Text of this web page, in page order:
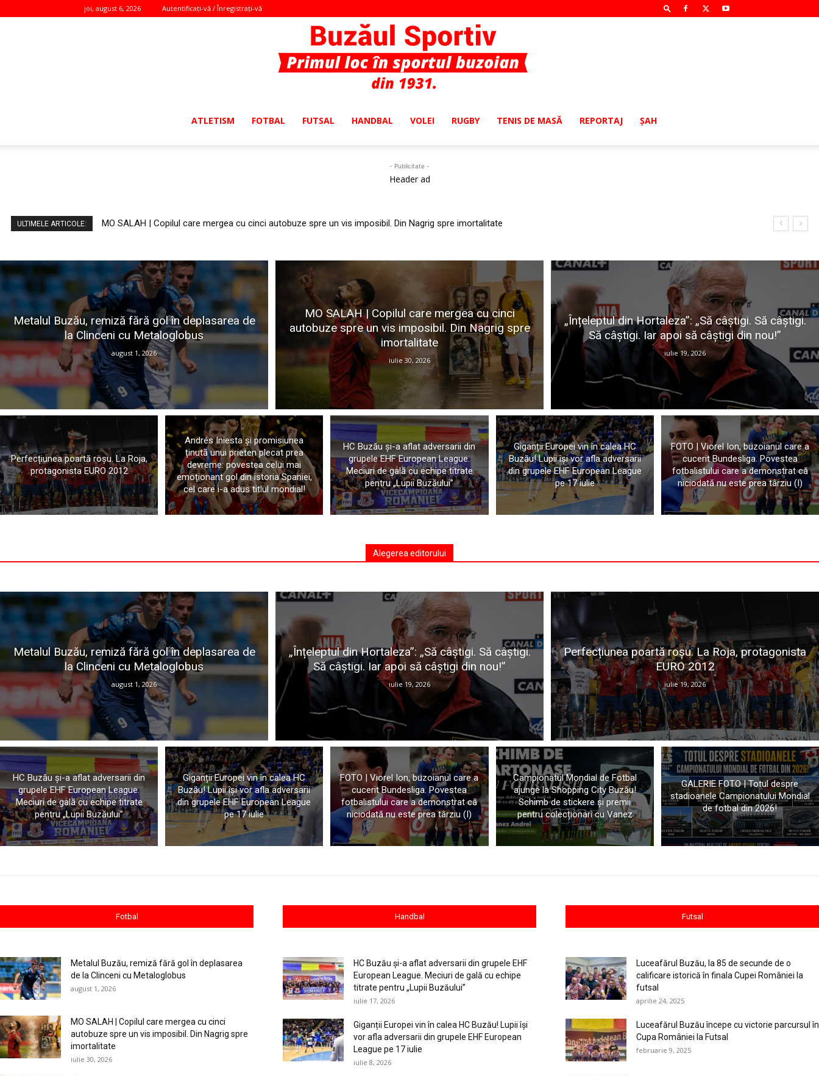
joi, august 6, 2026 Autentificați-vă / Înregistrați-vă
ATLETISM FOTBAL FUTSAL HANDBAL VOLEI RUGBY TENIS DE MASĂ REPORTAJ ŞAH
- Publicitate -
Header ad
ULTIMELE ARTICOLE: MO SALAH | Copilul care mergea cu cinci autobuze spre un vis imposibil. Din Nagrig spre imortalitate
„Înțeleptul din Hortaleza”: „Să câștigi. Să câștigi. Să câștigi. Iar apoi să câștigi din nou!”
Metalul Buzău, remiză fără gol în deplasarea de
la Clinceni cu Metaloglobus
august 1, 2026
MO SALAH | Copilul care mergea cu cinci
autobuze spre un vis imposibil. Din Nagrig spre
imortalitate
iulie 30, 2026
„Înțeleptul din Hortaleza”: „Să câștigi. Să câștigi.
Să câștigi. Iar apoi să câștigi din nou!”
iulie 19, 2026
Perfecțiunea poartă roșu. La Roja,
protagonista EURO 2012
Andrés Iniesta și promisiunea
ținută unui prieten plecat prea
devreme: povestea celui mai
emoționant gol din istoria Spaniei,
cel care i-a adus titlul mondial!
HC Buzău și-a aflat adversarii din
grupele EHF European League.
Meciuri de gală cu echipe titrate
pentru „Lupii Buzăului”
Giganții Europei vin în calea HC
Buzău! Lupii își vor afla adversarii
din grupele EHF European League
pe 17 iulie
FOTO | Viorel Ion, buzoianul care a
cucerit Bundesliga. Povestea
fotbalistului care a demonstrat că
niciodată nu este prea târziu (I)
Alegerea editorului
Metalul Buzău, remiză fără gol în deplasarea de
la Clinceni cu Metaloglobus
august 1, 2026
„Înțeleptul din Hortaleza”: „Să câștigi. Să câștigi.
Să câștigi. Iar apoi să câștigi din nou!”
iulie 19, 2026
Perfecțiunea poartă roșu. La Roja, protagonista
EURO 2012
iulie 19, 2026
HC Buzău și-a aflat adversarii din
grupele EHF European League.
Meciuri de gală cu echipe titrate
pentru „Lupii Buzăului”
Giganții Europei vin în calea HC
Buzău! Lupii își vor afla adversarii
din grupele EHF European League
pe 17 iulie
FOTO | Viorel Ion, buzoianul care a
cucerit Bundesliga. Povestea
fotbalistului care a demonstrat că
niciodată nu este prea târziu (I)
Campionatul Mondial de Fotbal
ajunge la Shopping City Buzău!
Schimb de stickere și premii
pentru colecționari cu Vanez
GALERIE FOTO | Totul despre
stadioanele Campionatului Mondial
de fotbal din 2026!
Fotbal
Metalul Buzău, remiză fără gol în deplasarea
de la Clinceni cu Metaloglobus
august 1, 2026
MO SALAH | Copilul care mergea cu cinci
autobuze spre un vis imposibil. Din Nagrig spre
imortalitate
iulie 30, 2026
Handbal
HC Buzău și-a aflat adversarii din grupele EHF
European League. Meciuri de gală cu echipe
titrate pentru „Lupii Buzăului”
iulie 17, 2026
Giganții Europei vin în calea HC Buzău! Lupii își
vor afla adversarii din grupele EHF European
League pe 17 iulie
iulie 8, 2026
Futsal
Luceafărul Buzău, la 85 de secunde de o
calificare istorică în finala Cupei României la
futsal
aprilie 24, 2025
Luceafărul Buzău începe cu victorie parcursul în
Cupa României la Futsal
februarie 9, 2025